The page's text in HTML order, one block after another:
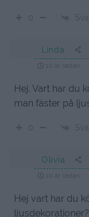
0
Linda
10 år sedan
Hej. Vart har du
man fäster på
0
Olivia
10 år sedan
Hej vart har du